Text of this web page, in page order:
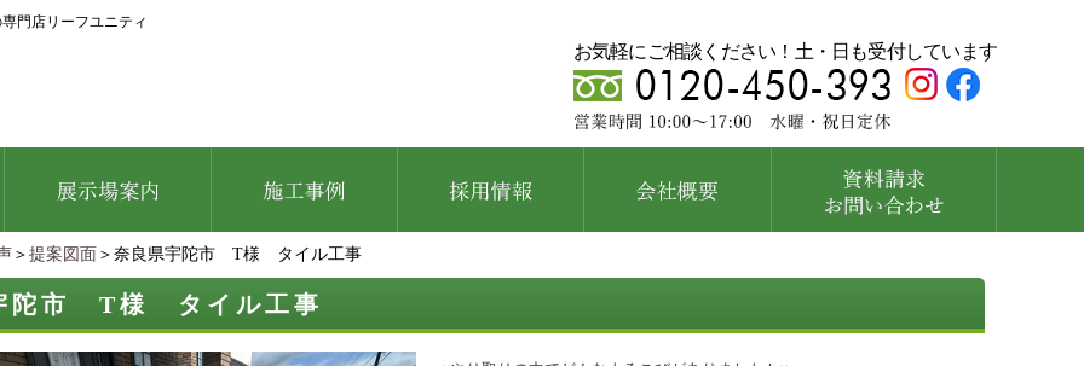
門店リーフユニティ
お気軽にご相談ください！土・日も受付しています
＞ 提案図面 ＞奈良県宇陀市 T様 タイル工事
陀市 T様 タイル工事